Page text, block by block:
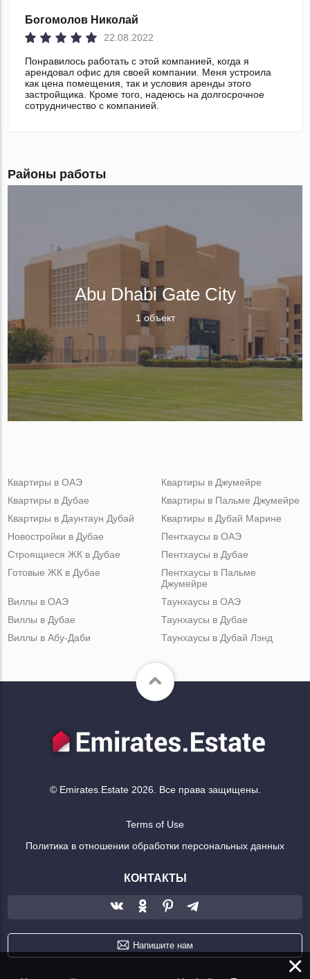
Богомолов Николай
22.08.2022
Понравилось работать с этой компанией, когда я
арендовал офис для своей компании. Меня устроила
как цена помещения, так и условия аренды этого
застройщика. Кроме того, надеюсь на долгосрочное
сотрудничество с компанией.
Районы работы
Abu Dhabi Gate City
1 объект
Квартиры в ОАЭ
Квартиры в Дубае
Квартиры в Даунтаун Дубай
Квартиры в Джумейре
Квартиры в Пальме Джумейре
Квартиры в Дубай Марине
Новостройки в Дубае
Строящиеся ЖК в Дубае
Готовые ЖК в Дубае
Пентхаусы в ОАЭ
Пентхаусы в Дубае
Пентхаусы в Пальме
Джумейре
Виллы в ОАЭ
Виллы в Дубае
Виллы в Абу-Даби
Таунхаусы в ОАЭ
Таунхаусы в Дубае
Таунхаусы в Дубай Лэнд
© Emirates.Estate 2026. Все права защищены.
Terms of Use
Политика в отношении обработки персональных данных
КОНТАКТЫ
Напишите нам
×